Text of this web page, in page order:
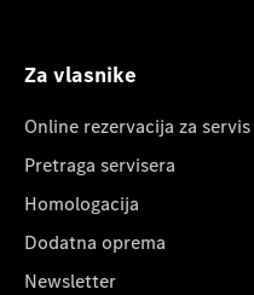
Za vlasnike
Online rezervacija za servis
Pretraga servisera
Homologacija
Dodatna oprema
Newsletter